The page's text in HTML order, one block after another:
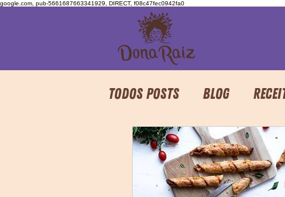
google.com, pub-5661687663341929, DIRECT, f08c47fec0942fa0
Todos posts Blog